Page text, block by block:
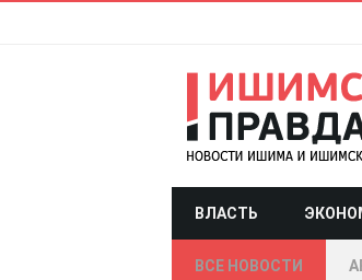
ВЛАСТЬ
ВСЕ НОВОСТИ